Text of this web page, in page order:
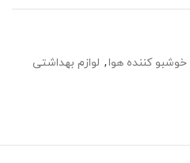
خوشبو کننده هوا, لوازم بهداشتی